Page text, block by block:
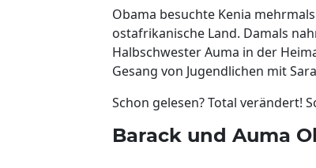
Obama besuchte Kenia
ostafrikanische Land. Damals
Halbschwester Auma in der
Gesang von Jugendlichen mit
Schon gelesen? Total verändert!
Barack und Auma